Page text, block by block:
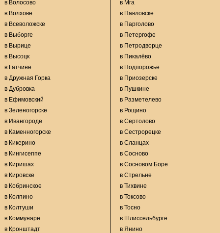
в Волхове
в Всеволожске
в Выборге
в Вырице
в Высоцк
в Гатчине
в Дружная Горка
в Дубровка
в Ефимовский
в Зеленогорске
в Ивангороде
в Каменногорске
в Кикерино
в Кингисеппе
в Киришах
в Кировске
в Кобринское
в Колпино
в Колтуши
в Коммунаре
в Кронштадт
в Павловске
в Парголово
в Петергофе
в Петродворце
в Пикалёво
в Подпорожье
в Приозерске
в Пушкине
в Разметелево
в Рощино
в Сертолово
в Сестрорецке
в Сланцах
в Сосново
в Сосновом Боре
в Стрельне
в Тихвине
в Токсово
в Тосно
в Шлиссельбурге
в Янино